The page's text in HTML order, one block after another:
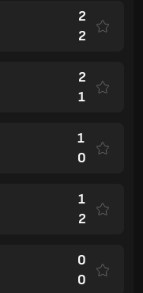
2
2
2
1
1
0
1
2
0
0